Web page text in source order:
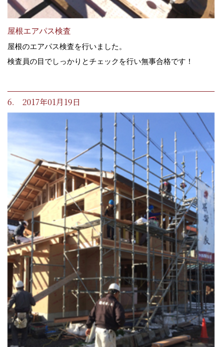
屋根エアパス検査
屋根のエアパス検査を行いました。
検査員の目でしっかりとチェックを行い無事合格です！
6. 2017年01月19日